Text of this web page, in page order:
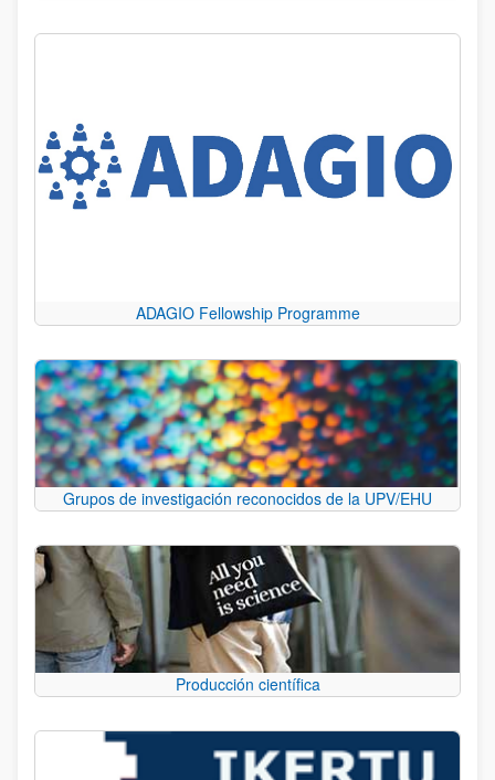
ADAGIO Fellowship Programme
Grupos de investigación reconocidos de la UPV/EHU
Producción científica